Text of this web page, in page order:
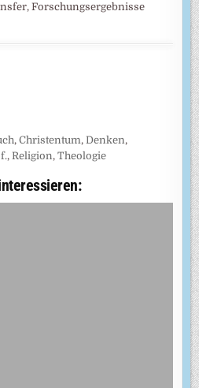
Forschungsergebnisse
,Christentum, Denken,
, Religion,Theologie